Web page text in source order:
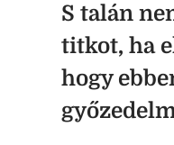
S talán
titkot, ha
hogy